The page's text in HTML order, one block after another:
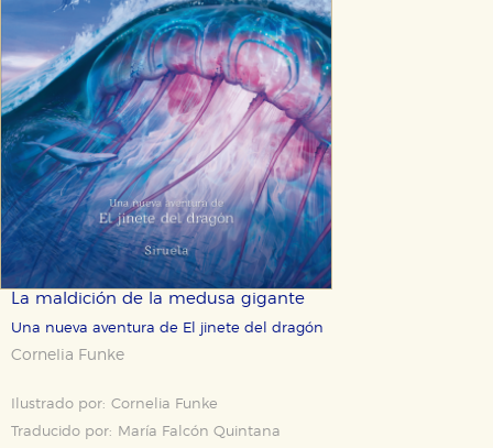
La maldición de la medusa gigante
Una nueva aventura de El jinete del dragón
Cornelia Funke
Ilustrado por: Cornelia Funke
Traducido por:
María Falcón Quintana